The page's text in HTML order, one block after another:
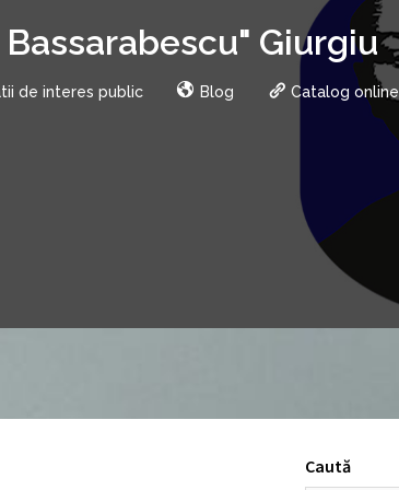
Giurgiu
de interes public Blog Catalog online
Caută